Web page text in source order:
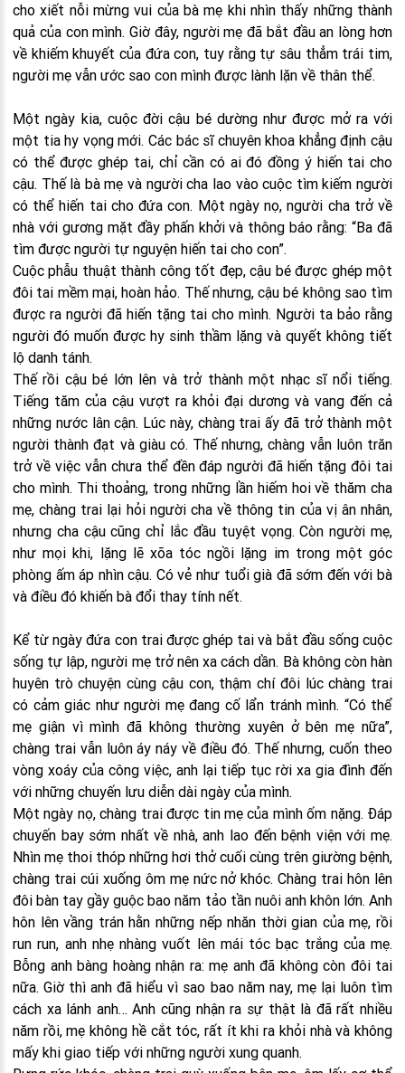
cho xiết nỗi mừng vui của bà mẹ khi nhìn thấy những thành
quả của con mình. Giờ đây, người mẹ đã bắt đầu an lòng hơn
về khiếm khuyết của đứa con, tuy rằng tự sâu thẳm trái tim,
người mẹ vẫn ước sao con mình được lành lặn về thân thể.
Một ngày kia, cuộc đời cậu bé dường như được mở ra với
một tia hy vọng mới. Các bác sĩ chuyên khoa khẳng định cậu
có thể được ghép tai, chỉ cần có ai đó đồng ý hiến tai cho
cậu. Thế là bà mẹ và người cha lao vào cuộc tìm kiếm người
có thể hiến tai cho đứa con. Một ngày nọ, người cha trở về
nhà với gương mặt đầy phấn khởi và thông báo rằng: “Ba đã
tìm được người tự nguyện hiến tai cho con”.
Cuộc phẫu thuật thành công tốt đẹp, cậu bé được ghép một
đôi tai mềm mại, hoàn hảo. Thế nhưng, cậu bé không sao tìm
được ra người đã hiến tặng tai cho mình. Người ta bảo rằng
người đó muốn được hy sinh thầm lặng và quyết không tiết
lộ danh tánh.
Thế rồi cậu bé lớn lên và trở thành một nhạc sĩ nổi tiếng.
Tiếng tăm của cậu vượt ra khỏi đại dương và vang đến cả
những nước lân cận. Lúc này, chàng trai ấy đã trở thành một
người thành đạt và giàu có. Thế nhưng, chàng vẫn luôn trăn
trở về việc vẫn chưa thể đền đáp người đã hiến tặng đôi tai
cho mình. Thi thoảng, trong những lần hiếm hoi về thăm cha
mẹ, chàng trai lại hỏi người cha về thông tin của vị ân nhân,
nhưng cha cậu cũng chỉ lắc đầu tuyệt vọng. Còn người mẹ,
như mọi khi, lặng lẽ xõa tóc ngồi lặng im trong một góc
phòng ấm áp nhìn cậu. Có vẻ như tuổi già đã sớm đến với bà
và điều đó khiến bà đổi thay tính nết.
Kể từ ngày đứa con trai được ghép tai và bắt đầu sống cuộc
sống tự lập, người mẹ trở nên xa cách dần. Bà không còn hàn
huyên trò chuyện cùng cậu con, thậm chí đôi lúc chàng trai
có cảm giác như người mẹ đang cố lẩn tránh mình. “Có thể
mẹ giận vì mình đã không thường xuyên ở bên mẹ nữa”,
chàng trai vẫn luôn áy náy về điều đó. Thế nhưng, cuốn theo
vòng xoáy của công việc, anh lại tiếp tục rời xa gia đình đến
với những chuyến lưu diễn dài ngày của mình.
Một ngày nọ, chàng trai được tin mẹ của mình ốm nặng. Đáp
chuyến bay sớm nhất về nhà, anh lao đến bệnh viện với mẹ.
Nhìn mẹ thoi thóp những hơi thở cuối cùng trên giường bệnh,
chàng trai cúi xuống ôm mẹ nức nở khóc. Chàng trai hôn lên
đôi bàn tay gầy guộc bao năm tảo tần nuôi anh khôn lớn. Anh
hôn lên vầng trán hằn những nếp nhăn thời gian của mẹ, rồi
run run, anh nhẹ nhàng vuốt lên mái tóc bạc trắng của mẹ.
Bỗng anh bàng hoàng nhận ra: mẹ anh đã không còn đôi tai
nữa. Giờ thì anh đã hiểu vì sao bao năm nay, mẹ lại luôn tìm
cách xa lánh anh… Anh cũng nhận ra sự thật là đã rất nhiều
năm rồi, mẹ không hề cắt tóc, rất ít khi ra khỏi nhà và không
mấy khi giao tiếp với những người xung quanh.